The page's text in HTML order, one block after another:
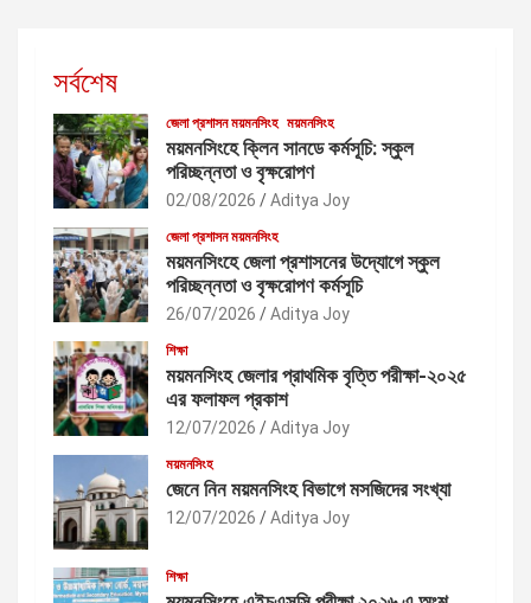
সর্বশেষ
জেলা প্রশাসন ময়মনসিংহ ময়মনসিংহ
ময়মনসিংহে ক্লিন সানডে কর্মসূচি: স্কুল
পরিচ্ছন্নতা ও বৃক্ষরোপণ
02/08/2026 Aditya Joy
জেলা প্রশাসন ময়মনসিংহ
ময়মনসিংহে জেলা প্রশাসনের উদ্যোগে স্কুল
পরিচ্ছন্নতা ও বৃক্ষরোপণ কর্মসূচি
26/07/2026 Aditya Joy
শিক্ষা
ময়মনসিংহ জেলার প্রাথমিক বৃত্তি পরীক্ষা-২০২৫
এর ফলাফল প্রকাশ
12/07/2026 Aditya Joy
ময়মনসিংহ
জেনে নিন ময়মনসিংহ বিভাগে মসজিদের সংখ্যা
12/07/2026 Aditya Joy
শিক্ষা